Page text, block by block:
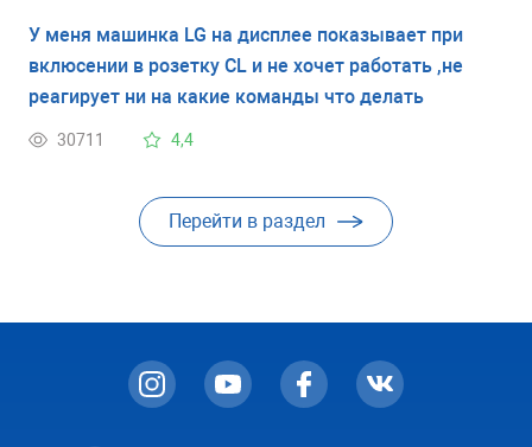
У меня машинка LG на дисплее показывает при
вклюсении в розетку CL и не хочет работать ,не
реагирует ни на какие команды что делать
30711 4,4
Перейти в раздел